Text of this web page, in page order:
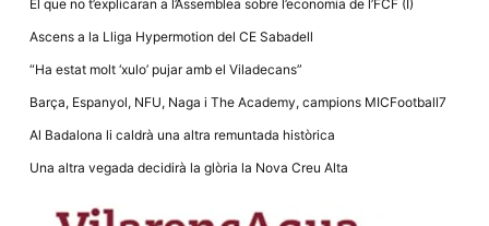
El que no t’explicaran a l’Assemblea sobre l’economia de l’FCF (I)
Ascens a la Lliga Hypermotion del CE Sabadell
“Ha estat molt ‘xulo’ pujar amb el Viladecans”
Barça, Espanyol, NFU, Naga i The Academy, campions MICFootball7
Al Badalona li caldrà una altra remuntada històrica
Una altra vegada decidirà la glòria la Nova Creu Alta